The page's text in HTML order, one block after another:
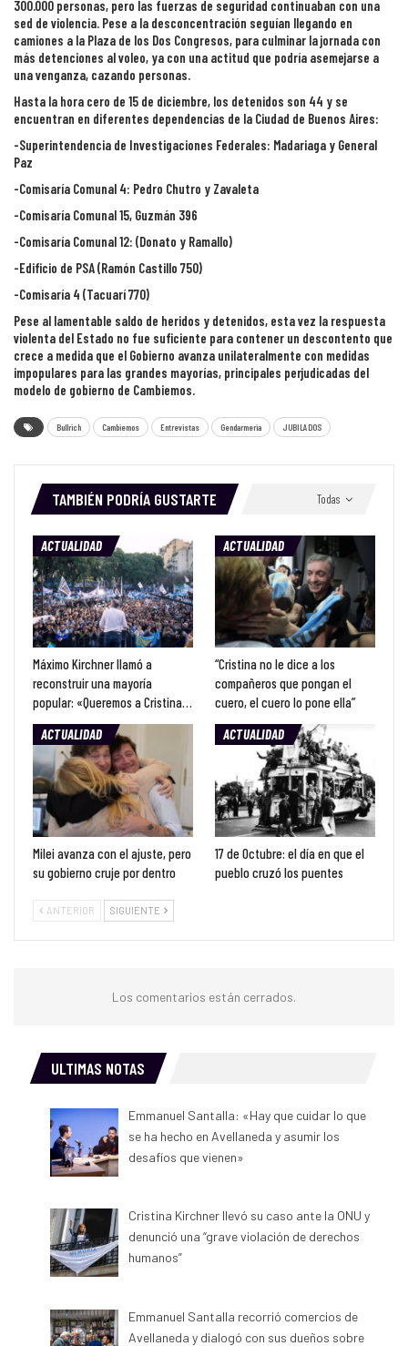
300.000 personas, pero las fuerzas de seguridad continuaban con una
sed de violencia. Pese a la desconcentración seguían llegando en
camiones a la Plaza de los Dos Congresos, para culminar la jornada con
más detenciones al voleo, ya con una actitud que podría asemejarse a
una venganza, cazando personas.
Hasta la hora cero de 15 de diciembre, los detenidos son 44 y se
encuentran en diferentes dependencias de la Ciudad de Buenos Aires:
-Superintendencia de Investigaciones Federales: Madariaga y General
Paz
-Comisaría Comunal 4: Pedro Chutro y Zavaleta
-Comisaría Comunal 15, Guzmán 396
-Comisaría Comunal 12: (Donato y Ramallo)
-Edificio de PSA (Ramón Castillo 750)
-Comisaría 4 (Tacuarí 770)
Pese al lamentable saldo de heridos y detenidos, esta vez la respuesta
violenta del Estado no fue suficiente para contener un descontento que
crece a medida que el Gobierno avanza unilateralmente con medidas
impopulares para las grandes mayorías, principales perjudicadas del
modelo de gobierno de Cambiemos.
Bullrich Cambiemos Entrevistas Gendarmeria JUBILADOS
Todas
TAMBIÉN PODRÍA GUSTARTE
ACTUALIDAD
Máximo Kirchner llamó a
reconstruir una mayoría
popular: «Queremos a Cristina…
ACTUALIDAD
“Cristina no le dice a los
compañeros que pongan el
cuero, el cuero lo pone ella”
ACTUALIDAD
Milei avanza con el ajuste, pero
su gobierno cruje por dentro
ACTUALIDAD
17 de Octubre: el día en que el
pueblo cruzó los puentes
ANTERIOR SIGUIENTE
Los comentarios están cerrados.
ULTIMAS NOTAS
Emmanuel Santalla: «Hay que cuidar lo que
se ha hecho en Avellaneda y asumir los
desafíos que vienen»
Cristina Kirchner llevó su caso ante la ONU y
denunció una “grave violación de derechos
humanos”
Emmanuel Santalla recorrió comercios de
Avellaneda y dialogó con sus dueños sobre